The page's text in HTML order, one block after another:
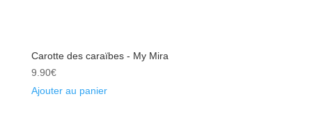
Carotte des caraïbes - My Mira
9.90€
Ajouter au panier